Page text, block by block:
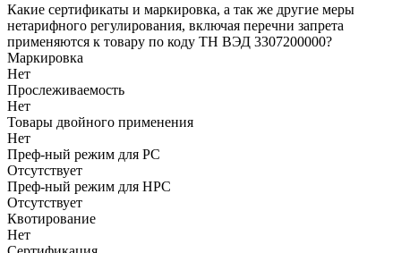
Какие сертификаты и маркировка, а так же другие меры
нетарифного регулирования, включая перечни запрета
применяются к товару по коду ТН ВЭД 3307200000?
Маркировка
Нет
Прослеживаемость
Нет
Товары двойного применения
Нет
Преф-ный режим для РС
Отсутствует
Преф-ный режим для НРС
Отсутствует
Квотирование
Нет